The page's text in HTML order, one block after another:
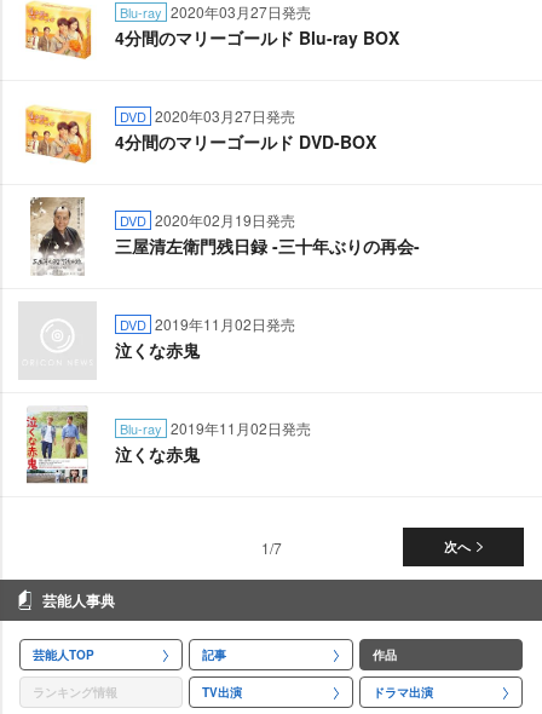
Blu-ray 2020年03月27日発売
4分間のマリーゴールド Blu-ray BOX
DVD 2020年03月27日発売
4分間のマリーゴールド DVD-BOX
DVD 2020年02月19日発売
三屋清左衛門残日録 -三十年ぶりの再会-
DVD 2019年11月02日発売
泣くな赤鬼
Blu-ray 2019年11月02日発売
泣くな赤鬼
次へ
1/7
芸能人事典
芸能人TOP 記事 作品
ランキング情報 TV出演 ドラマ出演